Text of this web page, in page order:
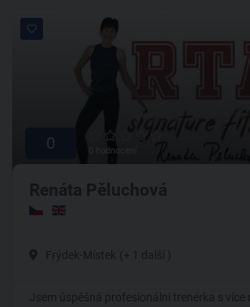
0 0 hodnocení
Renáta Pěluchová
Frýdek-Místek (+ 1 další )
Jsem úspěšná profesionální trenérka s více